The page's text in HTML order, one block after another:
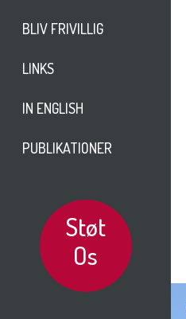
BLIV FRIVILLIG
LINKS
IN ENGLISH
PUBLIKATIONER
Støt
Os